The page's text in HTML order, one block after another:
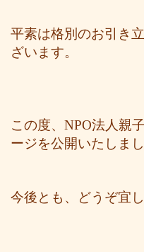
平素は格別のお引き
ざいます。
この度、NPO法人親
ージを公開いたしまし
今後とも、どうぞ宜